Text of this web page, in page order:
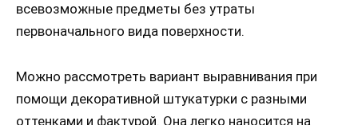
всевозможные предметы без утраты
первоначального вида поверхности.
Можно рассмотреть вариант выравнивания при
помощи декоративной штукатурки с разными
оттенками и фактурой. Она легко наносится на